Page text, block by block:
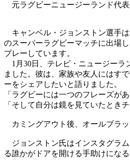
元ラグビーニュージーランド代
キャンベル・ジョンストン選手は
のスーパーラグビーマッチに出場
プレーしています。
1月30日、テレビ・ニュージーラ
ました。彼は、家族や友人にはす
ーをシェアしたいと語りました。
「ラグビーには一つのフレーズが
「そして自分は鏡を見ていたとき
カミングアウト後、オールブラ
ジョンストン氏はインスタグラ
る誰かがドアを開ける手助けにな